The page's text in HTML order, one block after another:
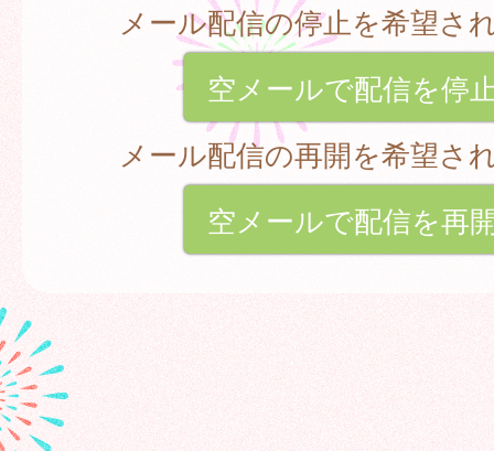
メール配信の停止を希望さ
空メールで配信を停
メール配信の再開を希望さ
空メールで配信を再